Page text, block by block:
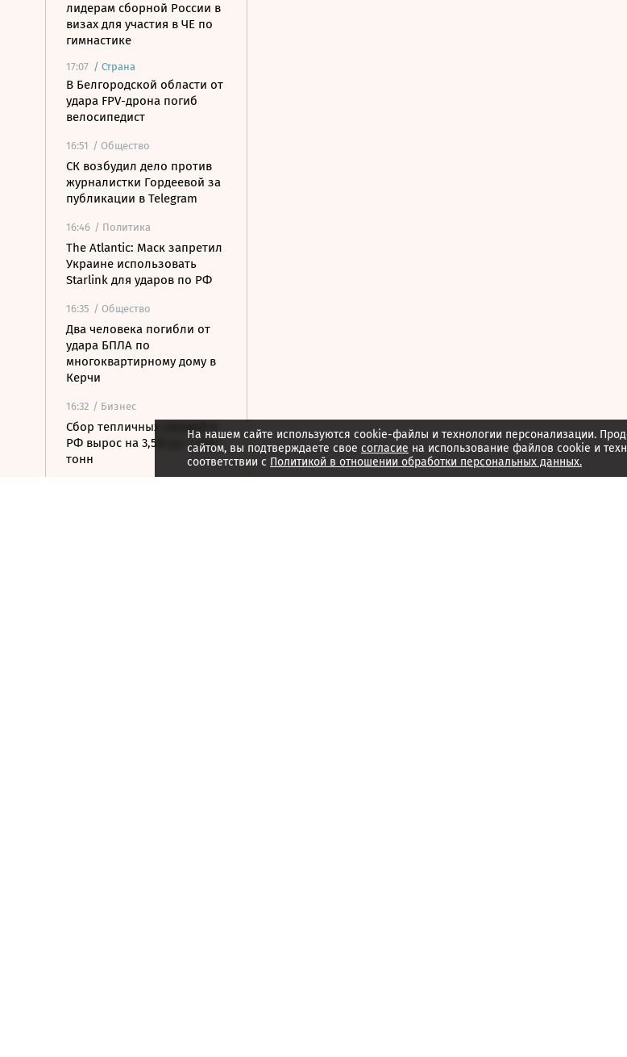
лидерам сборной России в
визах для участия в ЧЕ по
гимнастике
17:07 / Страна
В Белгородской области от
удара FPV-дрона погиб
велосипедист
16:51 / Общество
СК возбудил дело против
журналистки Гордеевой за
публикации в Telegram
16:46 / Политика
The Atlantic: Маск запретил
Украине использовать
Starlink для ударов по РФ
16:35 / Общество
Два человека погибли от
удара БПЛА по
многоквартирному дому в
Керчи
16:32 / Бизнес
Сбор тепличных овощей в
РФ вырос на 3,5% до 1 млн
тонн
На нашем сайте используются cookie-файлы и технологии персонализации.
сайтом, вы подтверждаете свое согласие на использование файлов cookie и
соответствии с Политикой в отношении обработки персональных данных.